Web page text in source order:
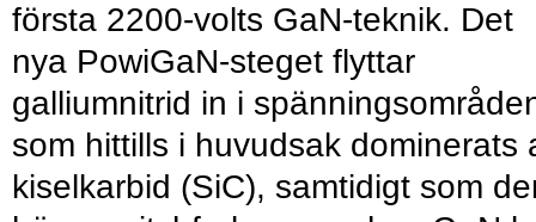
första 2200-volts GaN-teknik. Det
nya PowiGaN-steget flyttar
galliumnitrid in i
som hittills i huvudsak dominerats
kiselkarbid (SiC), samtidigt som